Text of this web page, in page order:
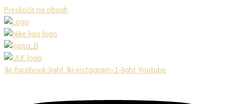
Preskočiť na obsah
Jki-facebook-light Jki-instagram-1-light Youtube